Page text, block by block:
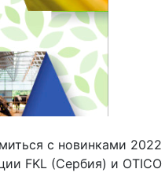
с новинками 2022
FKL (Сербия) и OTICO